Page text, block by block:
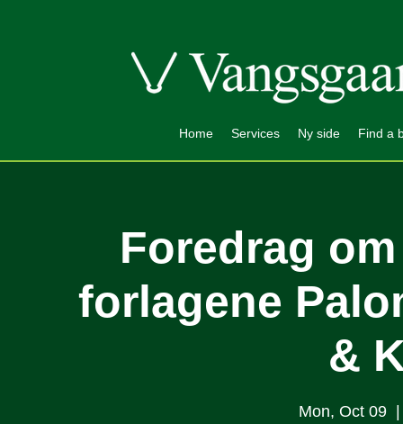
Home Services Ny side Find a
Foredrag
forlagene
&
Mon, Oct 09